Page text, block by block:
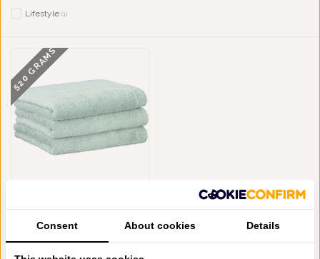
Lifestyle (1)
520 GRAMS
SEEGRUN, UNI 7007 (455),
Consent About cookies Details